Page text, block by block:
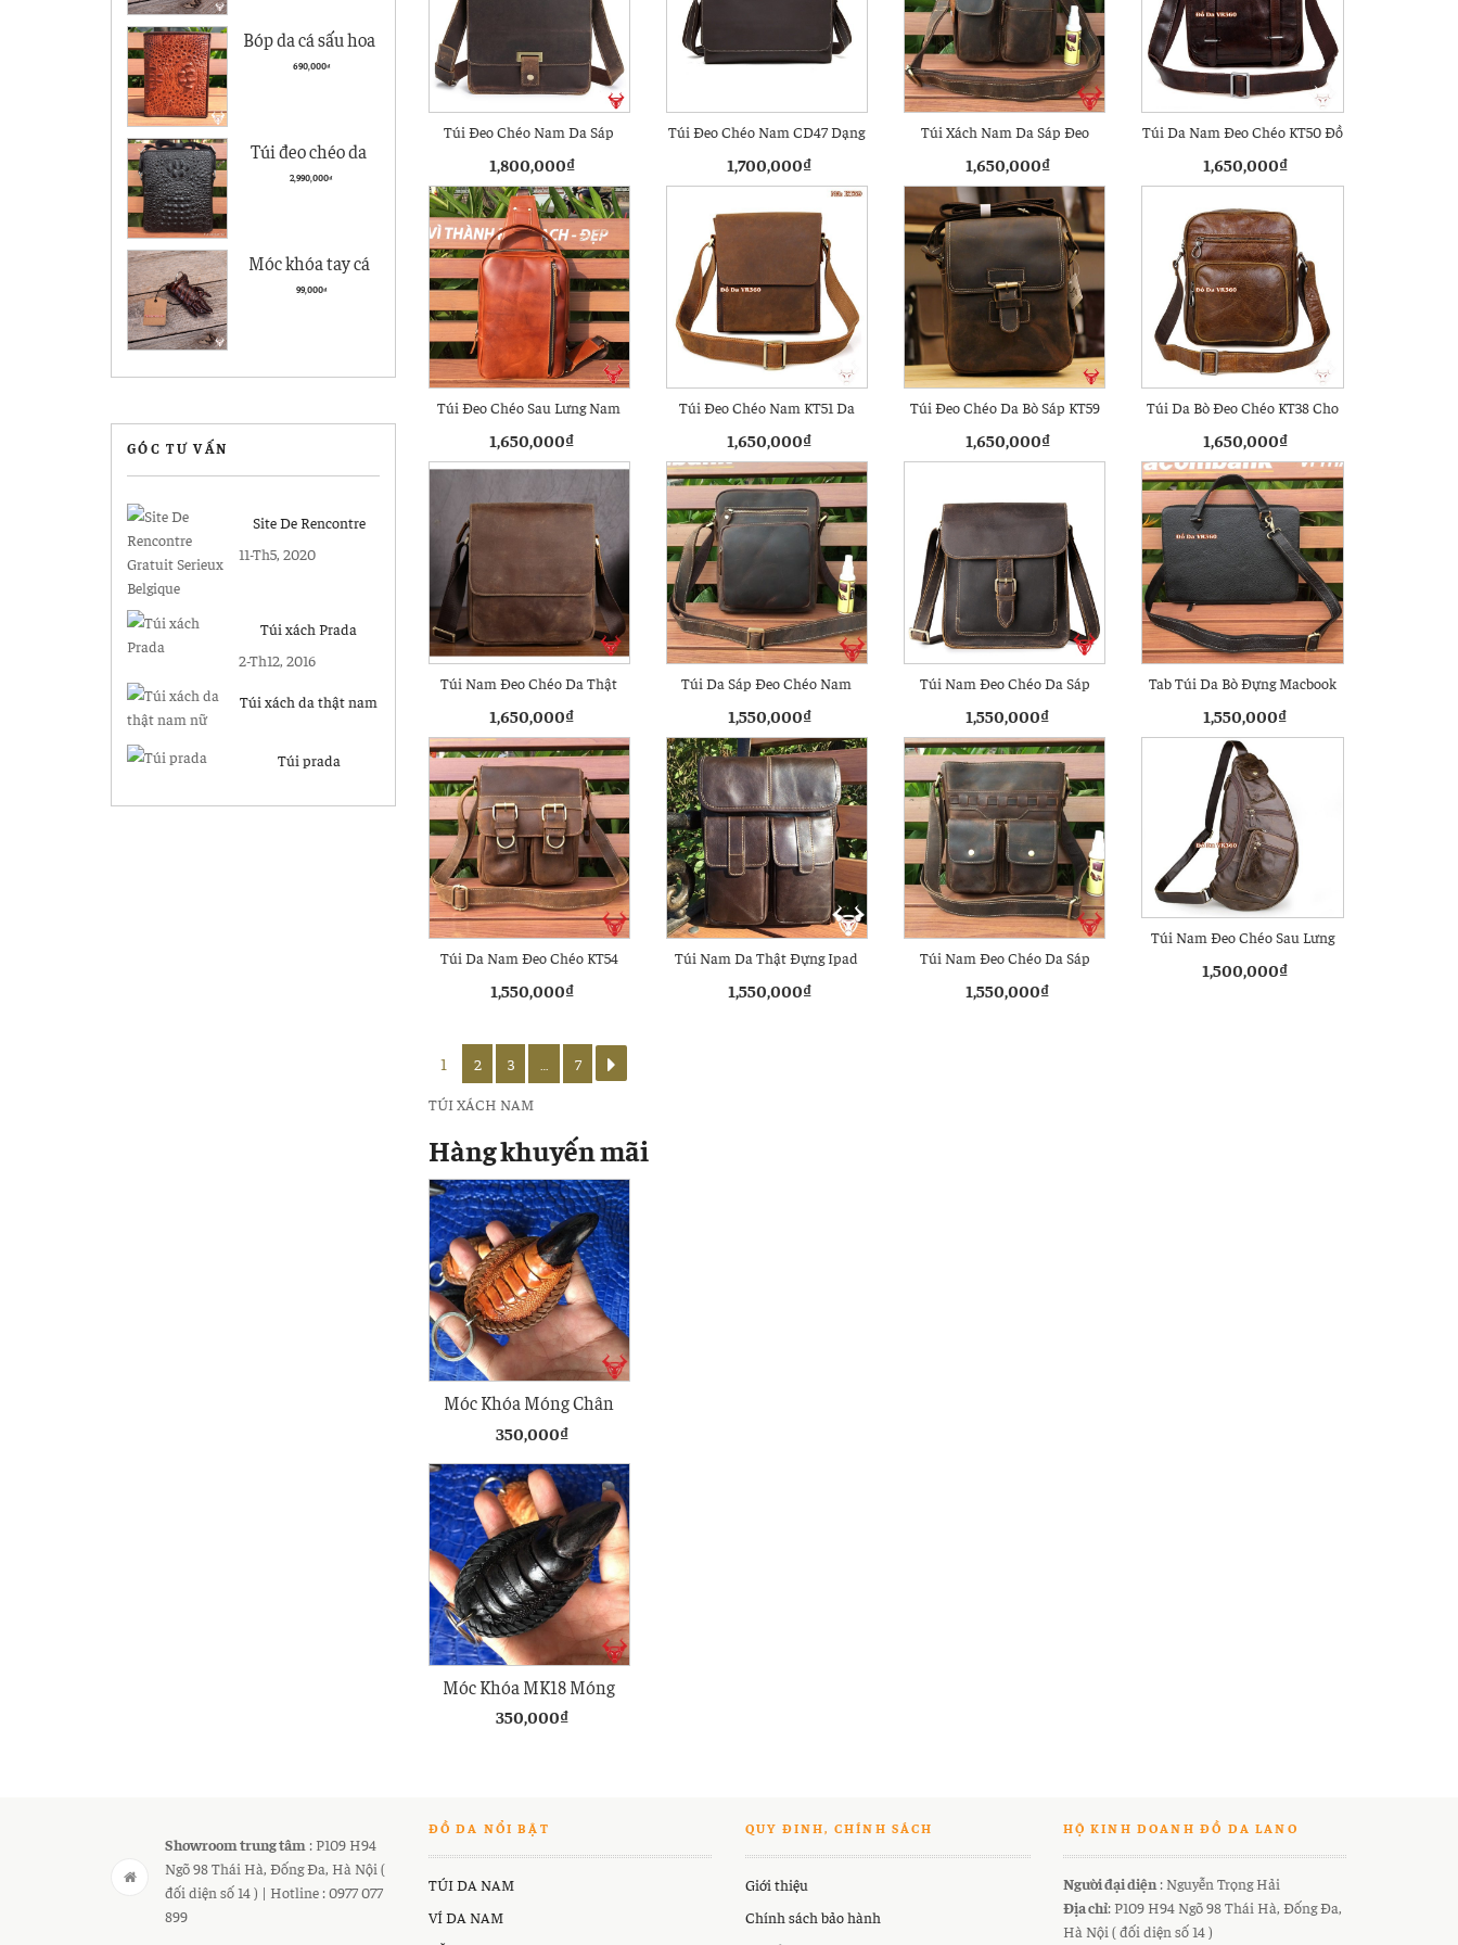
Túi Đeo Chéo Nam Da Sáp
KT57 Đựng Hồ Sơ
1,800,000₫
Túi Đeo Chéo Nam CD47 Dạng
Ngang Đựng A4
1,700,000₫
Túi Xách Nam Da Sáp Đeo
1,650,000₫
Túi Da Nam Đeo Chéo KT50 Đồ
1,650,000₫
Túi Đeo Chéo Sau Lưng Nam
TDL23 Loại Lớn
1,650,000₫
Túi Đeo Chéo Nam KT51 Da
1,650,000₫
Túi Đeo Chéo Da Bò Sáp KT59
1,650,000₫
Túi Da Bò Đeo Chéo KT38 Cho
1,650,000₫
Túi Nam Đeo Chéo Da Thật
1,650,000₫
Túi Da Sáp Đeo Chéo Nam
1,550,000₫
Túi Nam Đeo Chéo Da Sáp
1,550,000₫
Tab Túi Da Bò Đựng Macbook
1,550,000₫
Túi Da Nam Đeo Chéo KT54
1,550,000₫
Túi Nam Da Thật Đựng Ipad
1,550,000₫
Túi Nam Đeo Chéo Da Sáp
1,550,000₫
Túi Nam Đeo Chéo Sau Lưng
1,500,000₫
1 2 3 7
TÚI XÁCH NAM
Hàng khuyến mãi
Móc Khóa Móng Chân
MK19 Đà Điểu Nâu Đỏ
350,000₫
Móc Khóa MK18 Móng
Chân Đà Điểu Đen
350,000₫
Bóp da cá sấu hoa
cà giá rẻ BCS05
690,000₫
Túi đeo chéo da
nam Vân Cá Sấu
2,990,000₫
Móc khóa tay cá
sấu Hà Nội giá rẻ
99,000₫
GÓC TƯ VẤN
Site De Rencontre
Gratuit Serieux
11-Th5, 2020
Túi xách Prada
2-Th12, 2016
Túi xách da thật nam
Túi prada
Showroom trung tâm : P109 H94
Ngõ 98 Thái Hà, Đống Đa, Hà Nội (
đối diện số 14 ) | Hotline : 0977 077
899
ĐỒ DA NỔI BẬT
TÚI DA NAM
VÍ DA NAM
QUY ĐINH, CHÍNH SÁCH
Giới thiệu
Chính sách bảo hành
HỘ KINH DOANH ĐỒ DA LANO
Người đại diện: Nguyễn Trọng Hải
Địa chỉ: P109 H94 Ngõ 98 Thái Hà, Đống Đa,
Hà Nội ( đối diện số 14 )